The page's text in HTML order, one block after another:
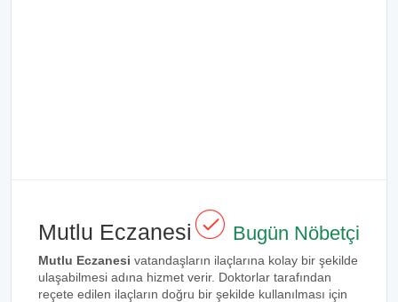
Mutlu Eczanesi Bugün Nöbetçi
Mutlu Eczanesi vatandaşların ilaçlarına kolay bir şekilde
ulaşabilmesi adına hizmet verir. Doktorlar tarafından
reçete edilen ilaçların doğru bir şekilde kullanılması için